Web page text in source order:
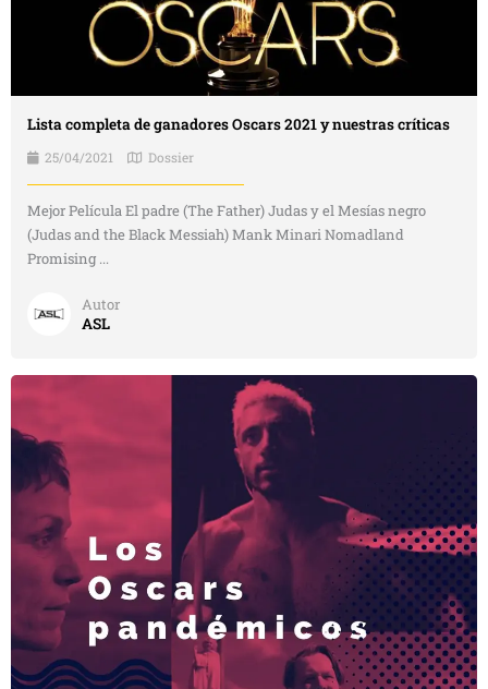
Lista completa de ganadores Oscars 2021 y nuestras críticas
25/04/2021 Dossier
Mejor Película El padre (The Father) Judas y el Mesías negro
(Judas and the Black Messiah) Mank Minari Nomadland
Promising ...
Autor
ASL